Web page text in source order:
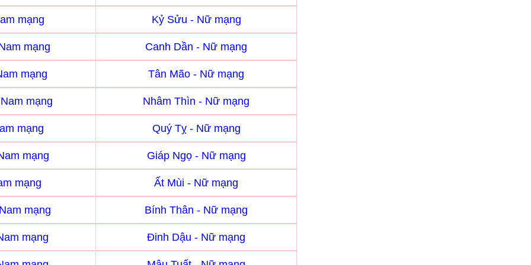
mạng Kỷ Sửu - Nữ mạng
mạng Canh Dần - Nữ mạng
mạng Tân Mão - Nữ mạng
mạng Nhâm Thìn - Nữ mạng
mạng Quý Tỵ - Nữ mạng
mạng Giáp Ngọ - Nữ mạng
mạng Ất Mùi - Nữ mạng
mạng Bính Thân - Nữ mạng
mạng Đinh Dậu - Nữ mạng